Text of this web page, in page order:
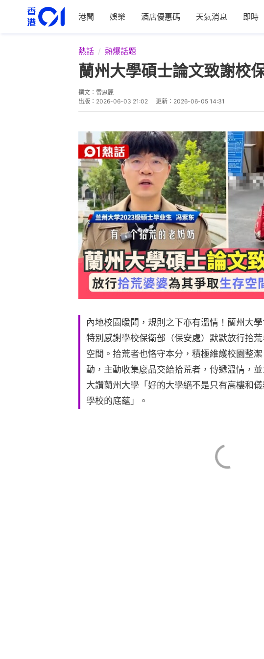
港聞 娛樂 酒店優惠碼 天氣消息 即時
熱話 熱爆話題
蘭州大學碩士論文致謝校
撰文： 雷思麗
出版： 2026-06-03 21:02 更新： 2026-06-05 14:31
內地校園暖聞，規則之下亦有溫情！蘭州大
特別感謝學校保衛部（保安處）默默放行拾
空間。拾荒者也恪守本分，積極維護校園整
動，主動收集廢品交給拾荒者，傳遞溫情，
大讚蘭州大學「好的大學絕不是只有高樓和
學校的底蘊」。